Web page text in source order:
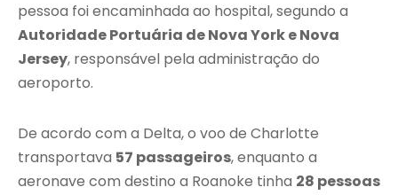
pessoa foi encaminhada ao hospital, segundo a
Autoridade Portuária de Nova York e Nova
Jersey, responsável pela administração do
aeroporto.
De acordo com a Delta, o voo de Charlotte
transportava 57 passageiros, enquanto a
aeronave com destino a Roanoke tinha 28 pessoas